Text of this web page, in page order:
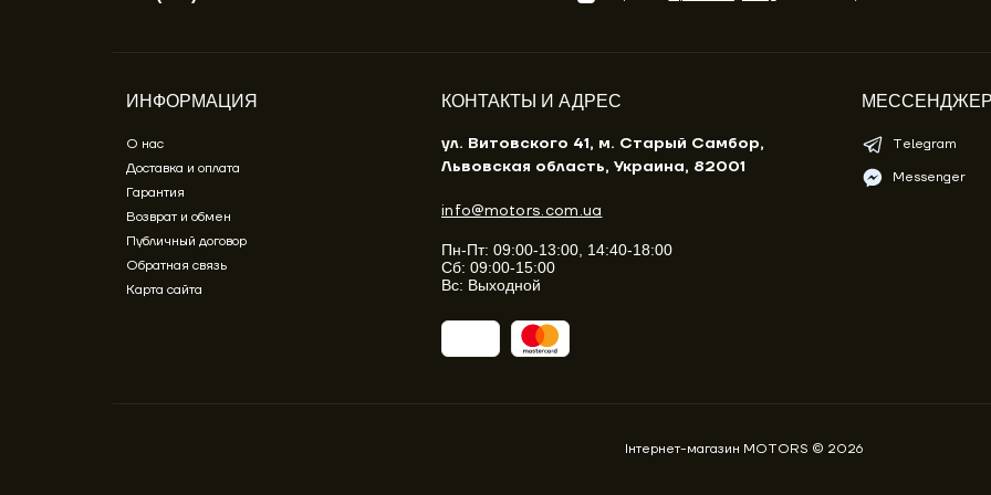
ИНФОРМАЦИЯ
О нас
Доставка и оплата
Гарантия
Возврат и обмен
Публичный договор
Обратная связь
Карта сайта
КОНТАКТЫ И АДРЕС
ул. Витовского 41, м. Старый Самбор,
Львовская область, Украина, 82001
info@motors.com.ua
Пн-Пт: 09:00-13:00, 14:40-18:00
Сб: 09:00-15:00
Вс: Выходной
Telegram
Messenger
Інтернет-магазин MOTORS © 2026